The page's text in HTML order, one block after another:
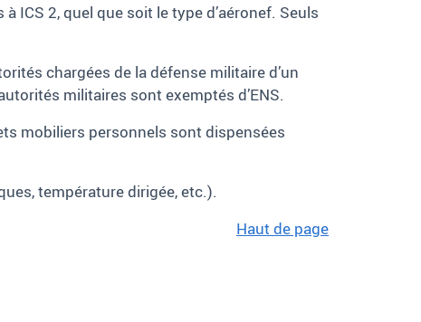
ICS 2, quel que soit le type d’aéronef. Seuls
chargées de la défense militaire d’un
militaires sont exemptés d’ENS.
mobiliers personnels sont dispensées
température dirigée, etc.).
Haut de page